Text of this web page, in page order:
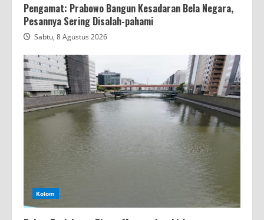
Pengamat: Prabowo Bangun Kesadaran Bela Negara,
Pesannya Sering Disalah-pahami
Sabtu, 8 Agustus 2026
Kolom